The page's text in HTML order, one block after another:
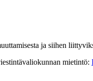
ja siihen
mietintö: